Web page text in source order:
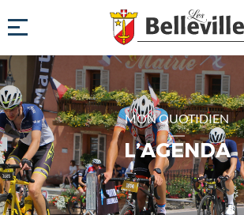
MON QUOTIDIEN
L’AGENDA